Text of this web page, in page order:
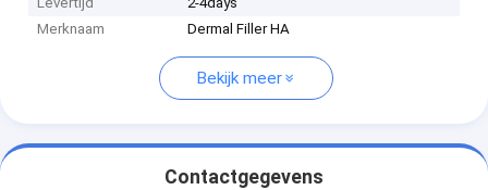
Merknaam
Dermal Filler HA
Bekijk meer
Contactgegevens